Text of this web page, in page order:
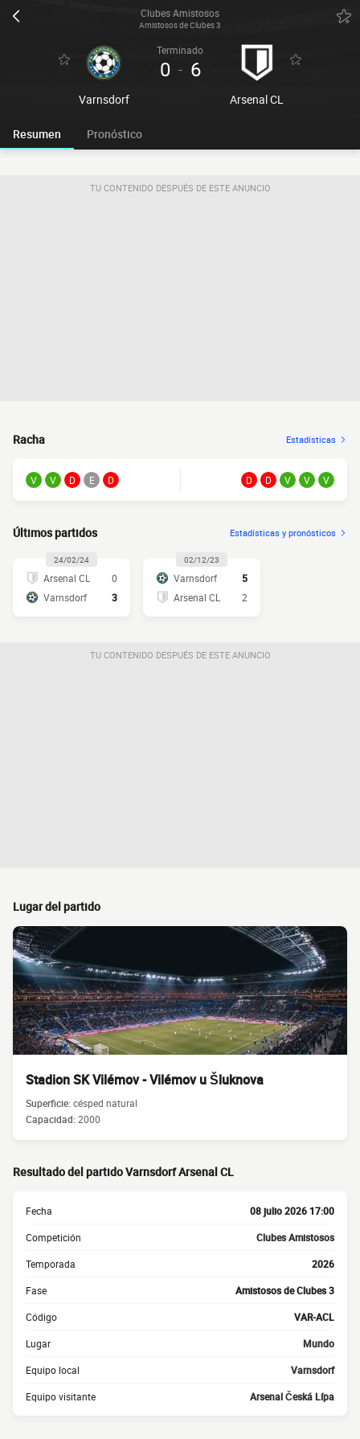
Clubes Amistosos
Amistosos de Clubes 3
Varnsdorf
Terminado
0 - 6
Arsenal CL
Resumen Pronóstico
TU CONTENIDO DESPUÉS DE ESTE ANUNCIO
Racha Estadísticas
V V D E D D D V V V
Últimos partidos Estadísticas y pronósticos
24/02/24
Arsenal CL
0
Varnsdorf
3
02/12/23
Varnsdorf
5
Arsenal CL
2
TU CONTENIDO DESPUÉS DE ESTE ANUNCIO
Lugar del partido
Stadion SK Vilémov - Vilémov u Šluknova
Superficie:césped natural
Capacidad:2000
Resultado del partido Varnsdorf Arsenal CL
Fecha 08 julio 2026 17:00
Competición Clubes Amistosos
Temporada 2026
Fase Amistosos de Clubes 3
Código VAR-ACL
Lugar Mundo
Equipo local Varnsdorf
Equipo visitante Arsenal Česká Lípa